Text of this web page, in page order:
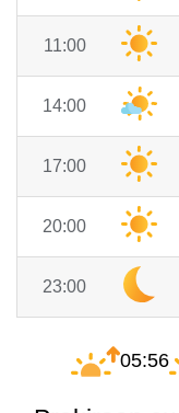
11:00
14:00
17:00
20:00
23:00
05:56